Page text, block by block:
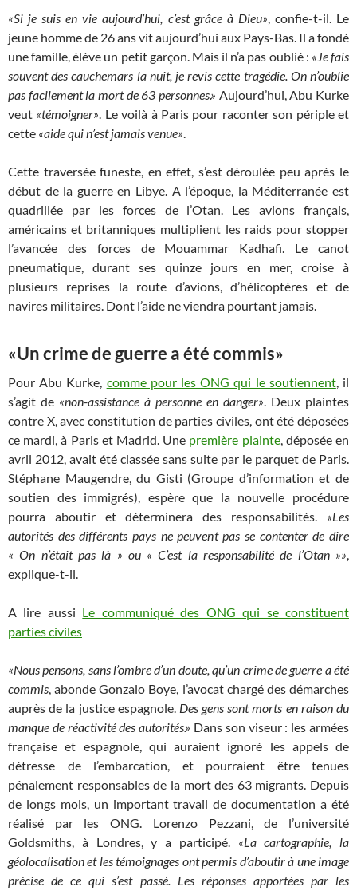
«Si je suis en vie aujourd’hui, c’est grâce à Dieu», confie-t-il. Le
jeune homme de 26 ans vit aujourd’hui aux Pays-Bas. Il a fondé
une famille, élève un petit garçon. Mais il n’a pas oublié : «Je fais
souvent des cauchemars la nuit, je revis cette tragédie. On n’oublie
pas facilement la mort de 63 personnes.» Aujourd’hui, Abu Kurke
veut «témoigner». Le voilà à Paris pour raconter son périple et
cette «aide qui n’est jamais venue».
Cette traversée funeste, en effet, s’est déroulée peu après le
début de la guerre en Libye. A l’époque, la Méditerranée est
quadrillée par les forces de l’Otan. Les avions français,
américains et britanniques multiplient les raids pour stopper
l’avancée des forces de Mouammar Kadhafi. Le canot
pneumatique, durant ses quinze jours en mer, croise à
plusieurs reprises la route d’avions, d’hélicoptères et de
navires militaires. Dont l’aide ne viendra pourtant jamais.
«Un crime de guerre a été commis»
Pour Abu Kurke, comme pour les ONG qui le soutiennent, il
s’agit de «non-assistance à personne en danger». Deux plaintes
contre X, avec constitution de parties civiles, ont été déposées
ce mardi, à Paris et Madrid. Une première plainte, déposée en
avril 2012, avait été classée sans suite par le parquet de Paris.
Stéphane Maugendre, du Gisti (Groupe d’information et de
soutien des immigrés), espère que la nouvelle procédure
pourra aboutir et déterminera des responsabilités. «Les
autorités des différents pays ne peuvent pas se contenter de dire
« On n’était pas là » ou « C’est la responsabilité de l’Otan »»,
explique-t-il.
A lire aussi Le communiqué des ONG qui se constituent
parties civiles
«Nous pensons, sans l’ombre d’un doute, qu’un crime de guerre a été
commis, abonde Gonzalo Boye, l’avocat chargé des démarches
auprès de la justice espagnole. Des gens sont morts en raison du
manque de réactivité des autorités.» Dans son viseur : les armées
française et espagnole, qui auraient ignoré les appels de
détresse de l’embarcation, et pourraient être tenues
pénalement responsables de la mort des 63 migrants. Depuis
de longs mois, un important travail de documentation a été
réalisé par les ONG. Lorenzo Pezzani, de l’université
Goldsmiths, à Londres, y a participé. «La cartographie, la
géolocalisation et les témoignages ont permis d’aboutir à une image
précise de ce qui s’est passé. Les réponses apportées par les